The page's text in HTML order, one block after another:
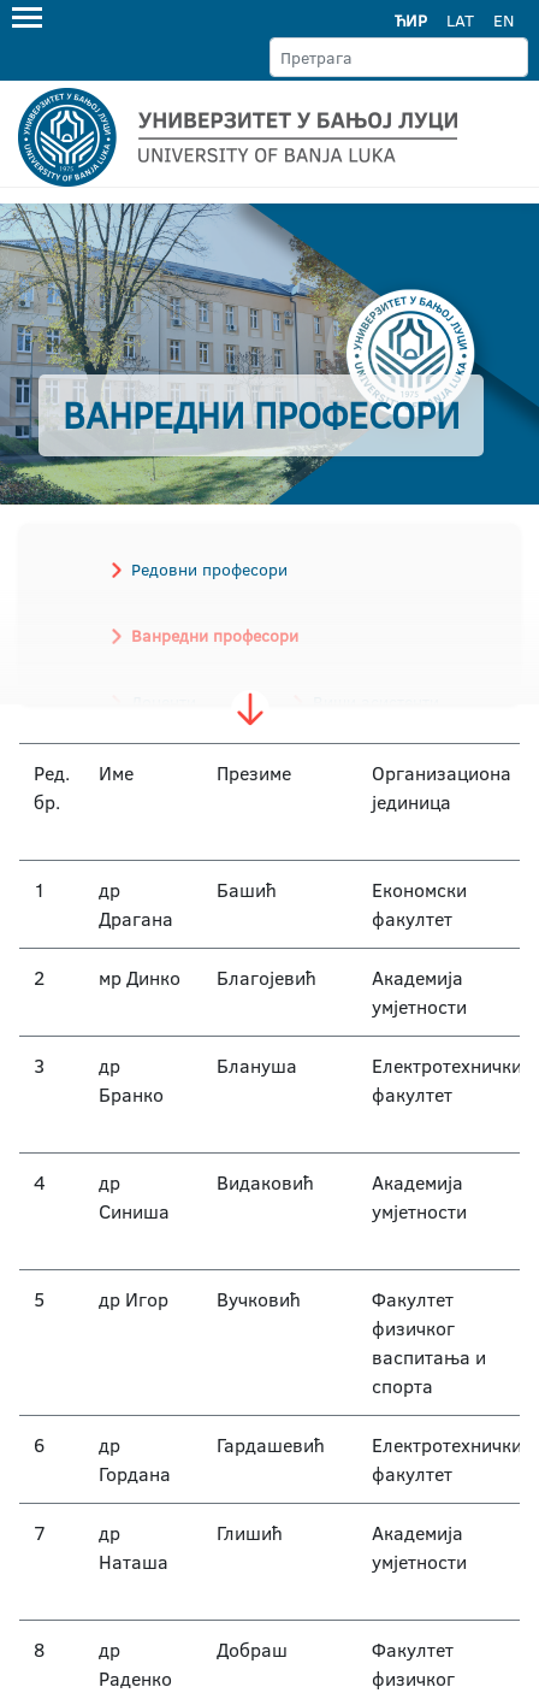
ЋИР LAT EN
ВАНРЕДНИ ПРОФЕСОРИ
Редовни професори
Ванредни професори
Професор високе школе
Предавач високе школе
Ред.
бр.
Име Презиме
Организациона
јединица
1
др
Драгана
Башић
Економски
факултет
2 мр Динко Благојевић
Академија
умјетности
3
др
Бранко
Блануша
Електротехнички
факултет
4
др
Синиша
Видаковић
Академија
умјетности
5 др Игор Вучковић
Факултет
физичког
васпитања и
спорта
6
др
Гордана
Гардашевић
Електротехнички
факултет
7
др
Наташа
Глишић
Академија
умјетности
8
др
Раденко
Добраш
Факултет
физичког